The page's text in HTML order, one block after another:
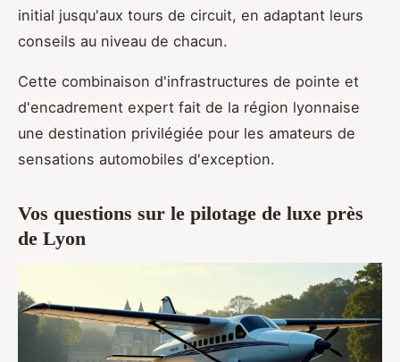
initial jusqu'aux tours de circuit, en adaptant leurs
conseils au niveau de chacun.
Cette combinaison d'infrastructures de pointe et
d'encadrement expert fait de la région lyonnaise
une destination privilégiée pour les amateurs de
sensations automobiles d'exception.
Vos questions sur le pilotage de luxe près
de Lyon